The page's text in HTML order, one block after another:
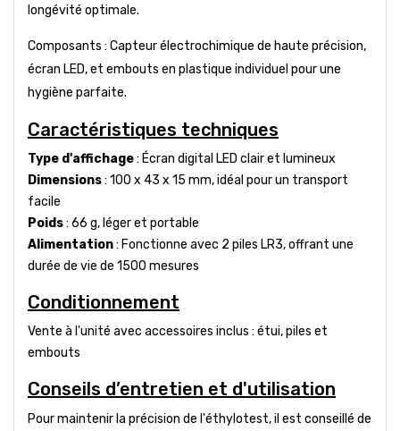
longévité optimale.
Composants : Capteur électrochimique de haute précision,
écran LED, et embouts en plastique individuel pour une
hygiène parfaite.
Caractéristiques techniques
Type d'affichage: Écran digital LED clair et lumineux
Dimensions: 100 x 43 x 15 mm, idéal pour un transport
facile
Poids: 66 g, léger et portable
Alimentation: Fonctionne avec 2 piles LR3, offrant une
durée de vie de 1500 mesures
Conditionnement
Vente à l'unité avec accessoires inclus : étui, piles et
embouts
Conseils d’entretien et d'utilisation
Pour maintenir la précision de l'éthylotest, il est conseillé de